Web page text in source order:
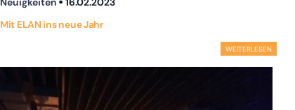
Mit ELAN ins neue Jahr
WEITERLESEN